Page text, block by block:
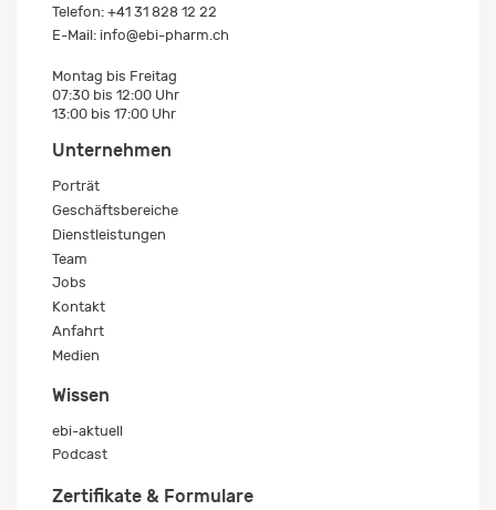
Telefon: +41 31 828 12 22
E-Mail: info@ebi-pharm.ch
Montag bis Freitag
07:30 bis 12:00 Uhr
13:00 bis 17:00 Uhr
Unternehmen
Porträt
Geschäftsbereiche
Dienstleistungen
Team
Jobs
Kontakt
Anfahrt
Medien
Wissen
ebi-aktuell
Podcast
Zertifikate & Formulare